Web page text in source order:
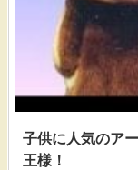
子供に人気のア
王様！